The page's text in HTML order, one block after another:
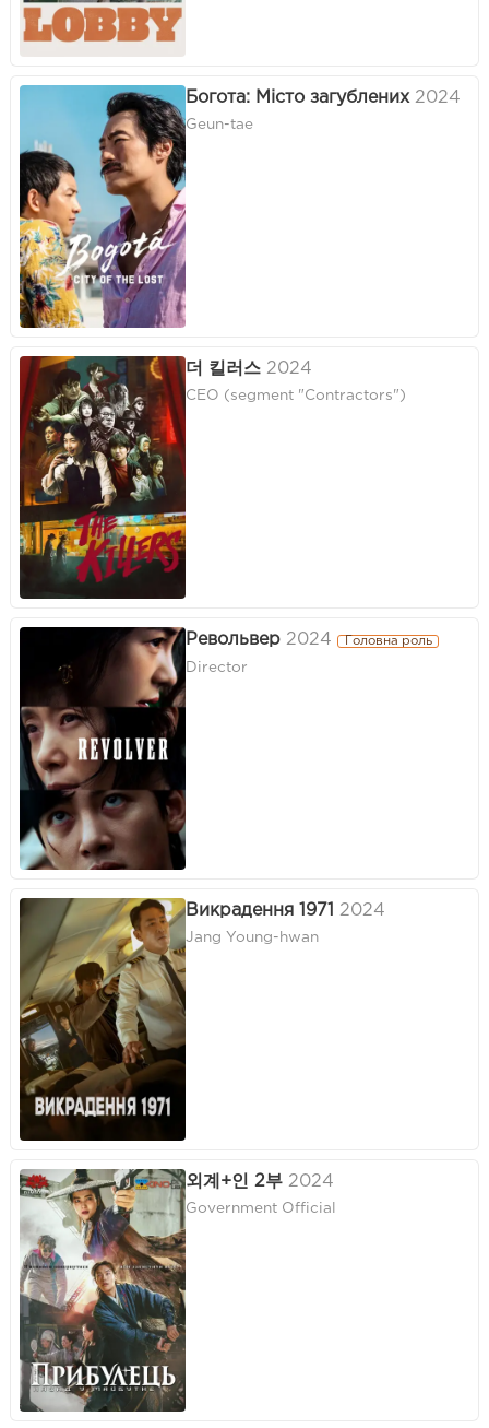
Богота: Місто загублених 2024
Geun-tae
더 킬러스 2024
CEO (segment "Contractors")
Револьвер 2024 Головна роль
Director
Викрадення 1971 2024
Jang Young-hwan
외계+인 2부 2024
Government Official